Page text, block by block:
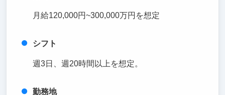
月給120,000円~300,000万円を想定
シフト
週3日、週20時間以上を想定。
勤務地